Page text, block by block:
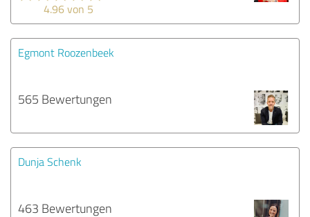
4.96 von 5
Egmont Roozenbeek
565 Bewertungen
Dunja Schenk
463 Bewertungen